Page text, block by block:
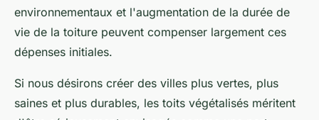
environnementaux et l'augmentation de la durée de
vie de la toiture peuvent compenser largement ces
dépenses initiales.
Si nous désirons créer des villes plus vertes, plus
saines et plus durables, les toits végétalisés méritent